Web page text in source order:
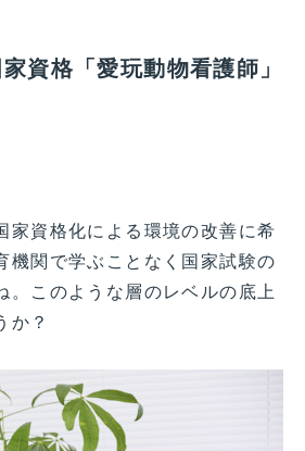
格「愛玩動物看護師」
家資格化による環境の改善に希
機関で学ぶことなく国家試験の
このような層のレベルの底上
か？